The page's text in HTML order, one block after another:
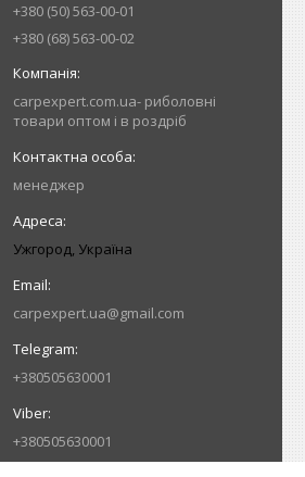
+380 (50) 563-00-01
+380 (68) 563-00-02
carpexpert.com.ua- риболовні
товари оптом і в роздріб
менеджер
Ужгород, Україна
carpexpert.ua@gmail.com
+380505630001
+380505630001